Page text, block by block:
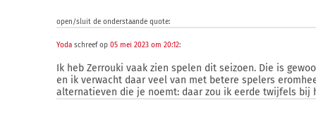
open/sluit de onderstaande quote:
Yoda schreef op 05 mei 2023 om 20:12:
Ik heb Zerrouki vaak zien spelen dit seizoen. Die is
en ik verwacht daar veel van met betere spelers
alternatieven die je noemt: daar zou ik eerde twijfels bij